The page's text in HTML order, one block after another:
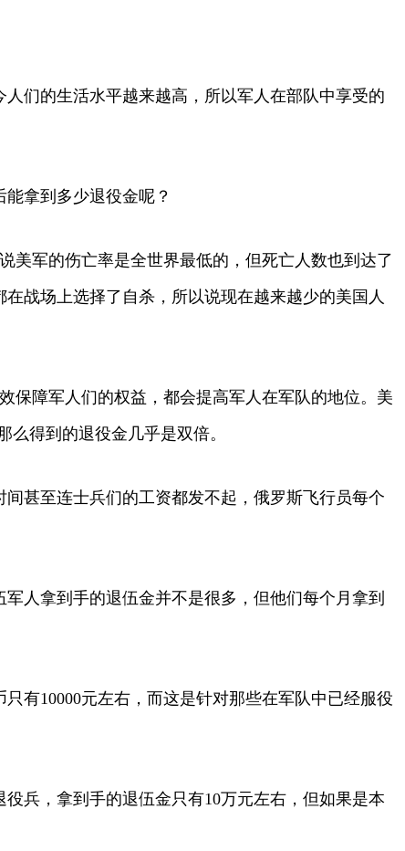
们的生活水平越来越高，所以军人在部队中享受的
拿到多少退役金呢？
美军的伤亡率是全世界最低的，但死亡人数也到达了
战场上选择了自杀，所以说现在越来越少的美国人
保障军人们的权益，都会提高军人在军队的地位。美
得到的退役金几乎是双倍。
甚至连士兵们的工资都发不起，俄罗斯飞行员每个
人拿到手的退伍金并不是很多，但他们每个月拿到
有10000元左右，而这是针对那些在军队中已经服役
兵，拿到手的退伍金只有10万元左右，但如果是本